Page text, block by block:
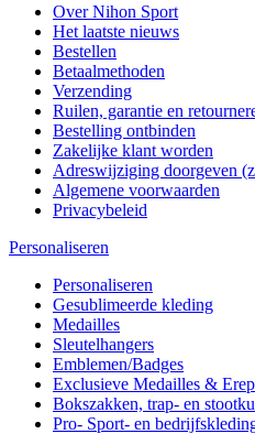
Over Nihon Sport
Het laatste nieuws
Bestellen
Betaalmethoden
Verzending
Ruilen, garantie en
Bestelling ontbinden
Zakelijke klant worden
Adreswijziging doorgeven
Algemene voorwaarden
Privacybeleid
Personaliseren
Personaliseren
Gesublimeerde kleding
Medailles
Sleutelhangers
Emblemen/Badges
Exclusieve Medailles &
Bokszakken, trap- en
Pro- Sport- en